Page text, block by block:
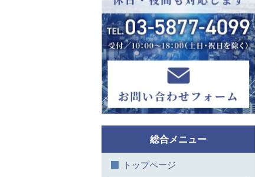
総合メニュー
トップページ